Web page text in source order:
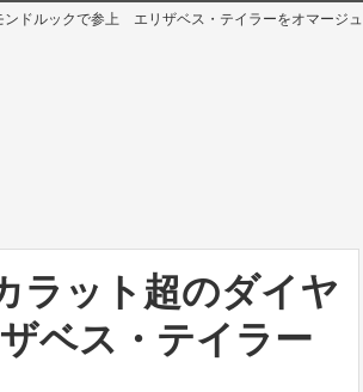
ドルックで参上 エリザベス・テイラーをオマージュ
ラット超のダイヤ
ベス・テイラー